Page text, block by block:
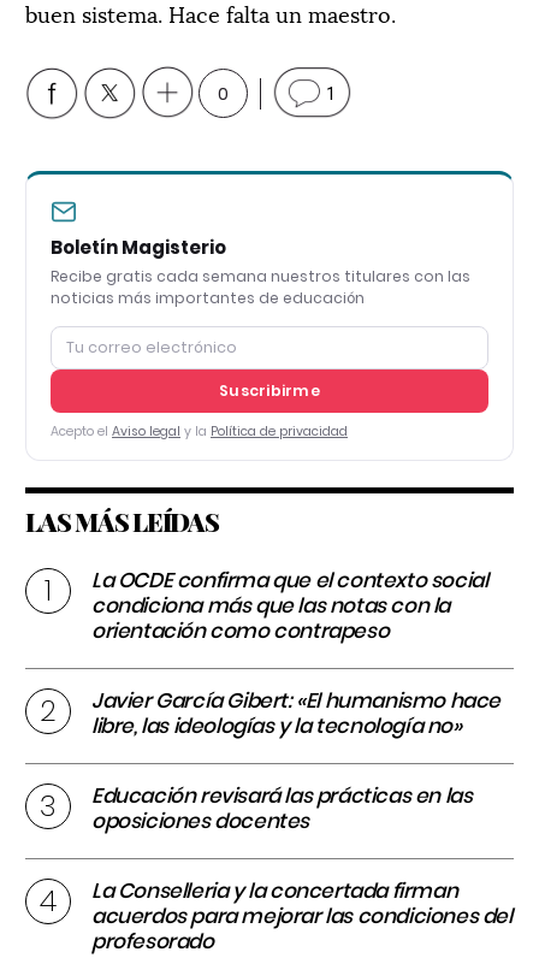
buen sistema. Hace falta un maestro.
0 1
Boletín Magisterio
Recibe gratis cada semana nuestros titulares con las
noticias más importantes de educación
Suscribirme
Acepto el Aviso legal y la Política de privacidad
LAS MÁS LEÍDAS
La OCDE confirma que el contexto social
condiciona más que las notas con la
orientación como contrapeso
Javier García Gibert: «El humanismo hace
libre, las ideologías y la tecnología no»
Educación revisará las prácticas en las
oposiciones docentes
La Conselleria y la concertada firman
acuerdos para mejorar las condiciones del
profesorado